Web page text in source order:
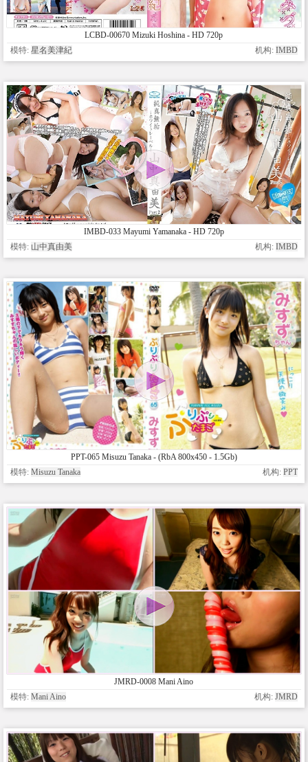
LCBD-00670 Mizuki Hoshina - HD 720p
模特: 星名美津紀 机构: IMBD
IMBD-033 Mayumi Yamanaka - HD 720p
模特: 山中真由美 机构: IMBD
PPT-065 Misuzu Tanaka - (RbA 800x450 - 1.5Gb)
模特: Misuzu Tanaka 机构: PPT
JMRD-0008 Mani Aino
模特: Mani Aino 机构: JMRD